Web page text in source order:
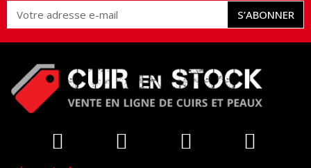
S’ABONNER